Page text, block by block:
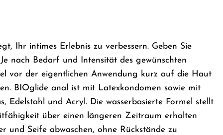
Ihr intimes Erlebnis zu verbessern. Geben Sie
nach Bedarf und Intensität des gewünschten
vor der eigentlichen Anwendung kurz auf die Haut
BIOglide anal ist mit Latexkondomen sowie mit
Edelstahl und Acryl. Die wasserbasierte Formel stellt
über einen längeren Zeitraum erhalten
und Seife abwaschen, ohne Rückstände zu